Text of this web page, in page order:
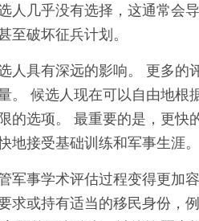
人几乎没有选择，这通常会
至破坏征兵计划。
人具有深远的影响。 更多的
。 候选人现在可以自由地根
的选项。 最重要的是，更快
地接受基础训练和军事生涯。
军事学术评估过程变得更加
求或持有适当的移民身份，